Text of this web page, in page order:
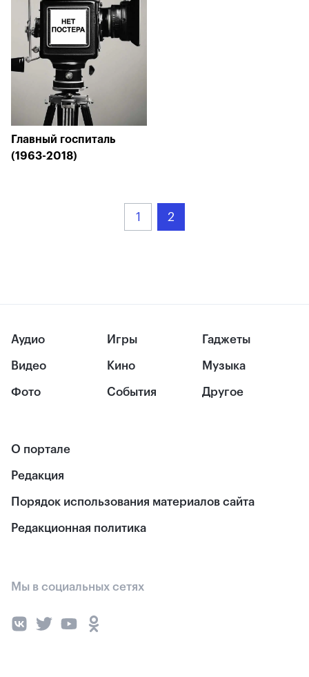
Главный госпиталь
(1963-2018)
1 2
Аудио
Видео
Фото
Игры
Кино
События
Гаджеты
Музыка
Другое
О портале
Редакция
Порядок использования материалов сайта
Редакционная политика
Мы в социальных сетях